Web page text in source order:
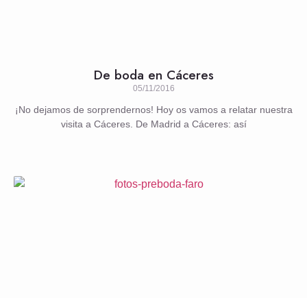
De boda en Cáceres
05/11/2016
¡No dejamos de sorprendernos! Hoy os vamos a relatar nuestra
visita a Cáceres. De Madrid a Cáceres: así